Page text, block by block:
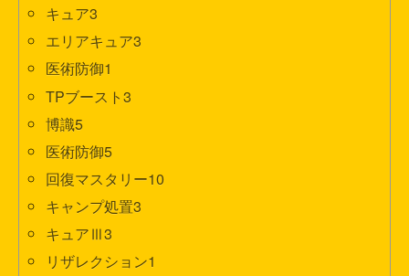
キュア3
エリアキュア3
医術防御1
TPブースト3
博識5
医術防御5
回復マスタリー10
キャンプ処置3
キュアⅢ3
リザレクション1